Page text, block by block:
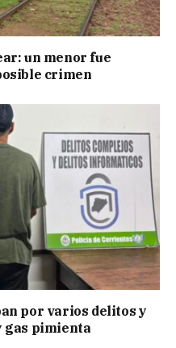
un menor fue
crimen
por varios delitos y
gas pimienta